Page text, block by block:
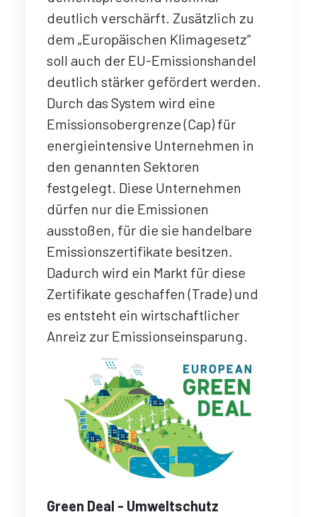
deutlich verschärft. Zusätzlich zu
dem „Europäischen Klimagesetz“
soll auch der EU-Emissionshandel
deutlich stärker gefördert werden.
Durch das System wird eine
Emissionsobergrenze (Cap) für
energieintensive Unternehmen in
den genannten Sektoren
festgelegt. Diese Unternehmen
dürfen nur die Emissionen
ausstoßen, für die sie handelbare
Emissionszertifikate besitzen.
Dadurch wird ein Markt für diese
Zertifikate geschaffen (Trade) und
es entsteht ein wirtschaftlicher
Anreiz zur Emissionseinsparung.
Green Deal - Umweltschutz